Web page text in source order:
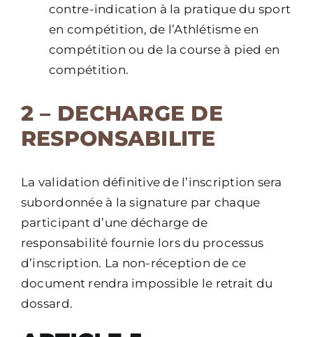
contre-indication à la pratique du sport
en compétition, de l’Athlétisme en
compétition ou de la course à pied en
compétition.
2 – DECHARGE DE
RESPONSABILITE
La validation définitive de l’inscription sera
subordonnée à la signature par chaque
participant d’une décharge de
responsabilité fournie lors du processus
d’inscription. La non-réception de ce
document rendra impossible le retrait du
dossard.